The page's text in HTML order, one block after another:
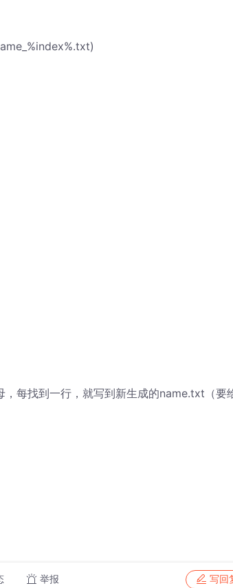
每找到一行，就写到新生成的name.txt（要
举报 写回